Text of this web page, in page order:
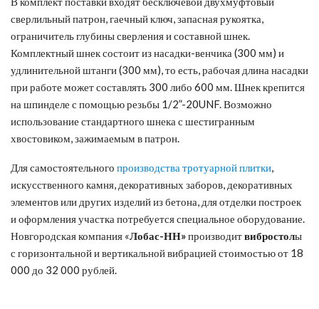
сверлильный патрон, гаечный ключ, запасная рукоятка,
ограничитель глубины сверления и составной шнек.
Комплектный шнек состоит из насадки-венчика (300 мм) и
удлинительной штанги (300 мм), то есть, рабочая длина насадки
при работе может составлять 300 либо 600 мм. Шнек крепится
на шпинделе с помощью резьбы 1/2”-20UNF. Возможно
использование стандартного шнека с шестигранным
хвостовиком, зажимаемым в патрон.
Для самостоятельного производства тротуарной плитки,
искусственного камня, декоративных заборов, декоративных
элементов или других изделий из бетона, для отделки построек
и оформления участка потребуется специальное оборудование.
Новгородская компания «Лобас-НН»производитвибростолы
с горизонтальной и вертикальной вибрацией стоимостью от 18
000 до 32 000 рублей.